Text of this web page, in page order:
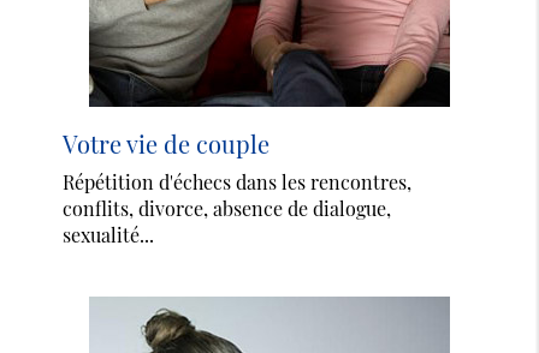
Votre vie de couple
Répétition d'échecs dans les rencontres,
conflits, divorce, absence de dialogue,
sexualité...